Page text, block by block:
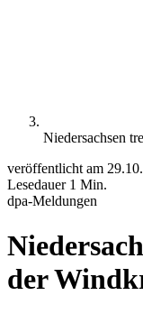
Niedersachsen
veröffentlicht am
Lesedauer 1 Min.
dpa-Meldungen
der